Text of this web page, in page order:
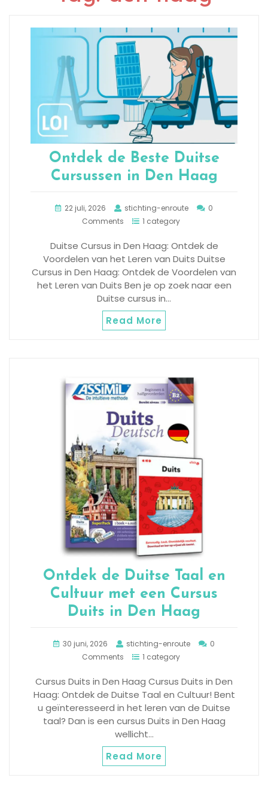
Ontdek de Beste Duitse
Cursussen in Den Haag
22 juli, 2026 stichting-enroute
0
Comments
1 category
Duitse Cursus in Den Haag: Ontdek de
Voordelen van het Leren van Duits Duitse
Cursus in Den Haag: Ontdek de Voordelen van
het Leren van Duits Ben je op zoek naar een
Duitse cursus in…
Read More
Ontdek de Duitse Taal en
Cultuur met een Cursus
Duits in Den Haag
30 juni, 2026 stichting-enroute
0
Comments
1 category
Cursus Duits in Den Haag Cursus Duits in Den
Haag: Ontdek de Duitse Taal en Cultuur! Bent
u geïnteresseerd in het leren van de Duitse
taal? Dan is een cursus Duits in Den Haag
wellicht…
Read More